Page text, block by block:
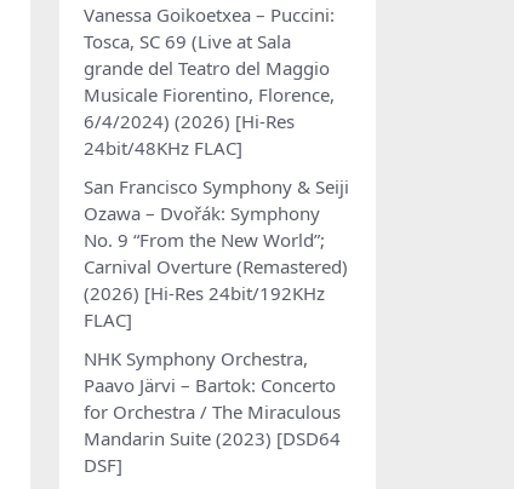
Vanessa Goikoetxea – Puccini:
Tosca, SC 69 (Live at Sala
grande del Teatro del Maggio
Musicale Fiorentino, Florence,
6/4/2024) (2026) [Hi-Res
24bit/48KHz FLAC]
San Francisco Symphony & Seiji
Ozawa – Dvořák: Symphony
No. 9 “From the New World”;
Carnival Overture (Remastered)
(2026) [Hi-Res 24bit/192KHz
FLAC]
NHK Symphony Orchestra,
Paavo Järvi – Bartok: Concerto
for Orchestra / The Miraculous
Mandarin Suite (2023) [DSD64
DSF]